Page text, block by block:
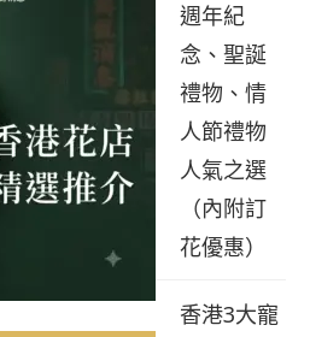
週年紀
念、聖誕
禮物、情
人節禮物
人氣之選
（內附訂
花優惠）
香港3大寵